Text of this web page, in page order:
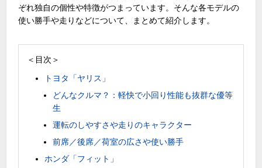
ぞれ独自の個性や特徴がつまっています。そんな各モデルの
使い勝手や走りなどについて、まとめて紹介します。
＜目次＞
トヨタ「ヤリス」
どんなクルマ？：軽快で小回り性能も抜群な優等
生
運転のしやすさや走りのキャラクター
前席／後席／荷室の広さや使い勝手
ホンダ「フィット」